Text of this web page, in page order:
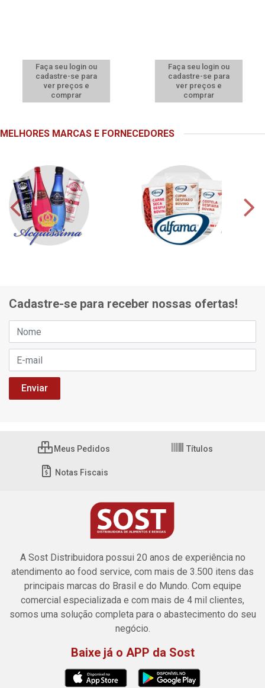
Faça seu login ou
cadastre-se para
ver preços e
comprar
Faça seu login ou
cadastre-se para
ver preços e
comprar
MELHORES MARCAS E FORNECEDORES
Cadastre-se para receber nossas ofertas!
Meus Pedidos Títulos
Notas Fiscais
A Sost Distribuidora possui 20 anos de experiência no
atendimento ao food service, com mais de 3.500 itens das
principais marcas do Brasil e do Mundo. Com equipe
comercial especializada e com mais de 4 mil clientes,
somos uma solução completa para o abastecimento do seu
negócio.
Baixe já o APP da Sost